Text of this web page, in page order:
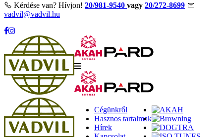
Kérdése van? Hívjon! 20/981-9540 vagy 20/272-8699
vadvil@vadvil.hu
Cégünkről
Hasznos tartalmak
Hírek